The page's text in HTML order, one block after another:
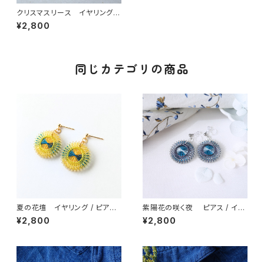
クリスマスリース イヤリング /
ピアス / ノンホールピアス
¥2,800
同じカテゴリの商品
夏の花壇 イヤリング / ピアス
/ ノンホールピアス
¥2,800
紫陽花の咲く夜 ピアス / イヤ
リング / ノンホールピアス
¥2,800